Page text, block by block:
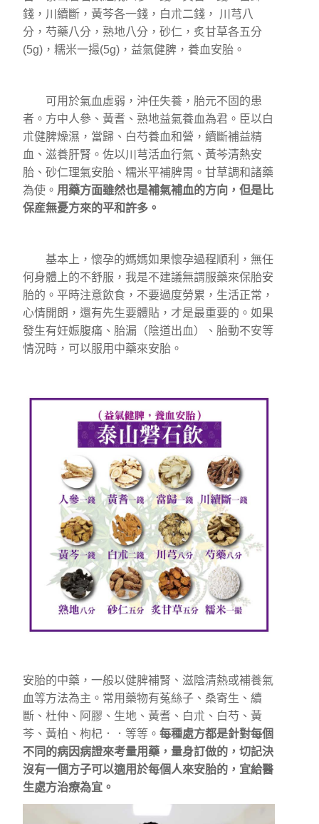
錢，川續斷，黃芩各一錢，白朮二錢， 川芎八
分，芍藥八分，熟地八分，砂仁，炙甘草各五分
(5g)，糯米一撮(5g)，益氣健脾，養血安胎。
可用於氣血虛弱，沖任失養，胎元不固的患
者。方中人參、黃耆、熟地益氣養血為君。臣以白
朮健脾燥濕，當歸、白芍養血和營，續斷補益精
血、滋養肝腎。佐以川芎活血行氣、黃芩清熱安
胎、砂仁理氣安胎、糯米平補脾胃。甘草調和諸藥
為使。 用藥方面雖然也是補氣補血的方向，但是比
保産無憂方來的平和許多。
基本上，懷孕的媽媽如果懷孕過程順利，無任
何身體上的不舒服，我是不建議無謂服藥來保胎安
胎的。平時注意飲食，不要過度勞累，生活正常，
心情開朗，還有先生要體貼，才是最重要的。如果
發生有妊娠腹痛、胎漏（陰道出血）、胎動不安等
情況時，可以服用中藥來安胎。
安胎的中藥，一般以健脾補腎、滋陰清熱或補養氣
血等方法為主。常用藥物有菟絲子、桑寄生、續
斷、杜仲、阿膠、生地、黃耆、白朮、白芍、黃
芩、黃柏、枸杞．．等等。 每種處方都是針對每個
不同的病因病證來考量用藥，量身訂做的，切記決
沒有一個方子可以適用於每個人來安胎的，宜給醫
生處方治療為宜。